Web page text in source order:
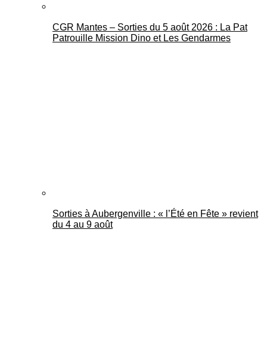
CGR Mantes – Sorties du 5 août 2026 : La Pat
Patrouille Mission Dino et Les Gendarmes
Sorties à Aubergenville : « l’Été en Fête » revient
du 4 au 9 août